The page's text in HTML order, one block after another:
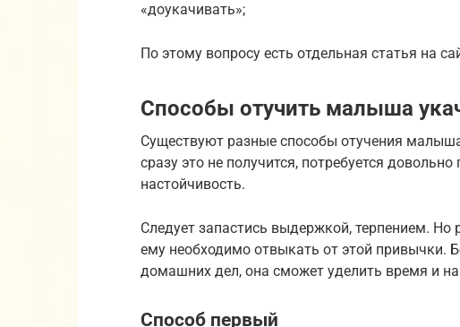
«доукачивать»;
По этому вопросу есть отдельная статья на
Способы отучить малыша
Существуют разные способы отучения
сразу это не получится, потребуется
настойчивость.
Следует запастись выдержкой, терпением. Но
ему необходимо отвыкать от этой привычки.
домашних дел, она сможет уделить время и
Способ первый